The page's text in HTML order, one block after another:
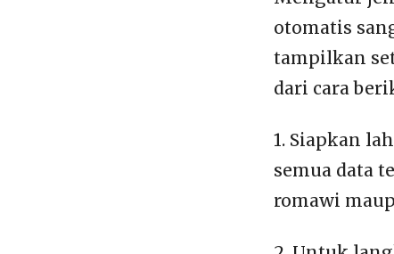
otomatis
tampilkan
dari cara
1. Siapkan
semua data
romawi